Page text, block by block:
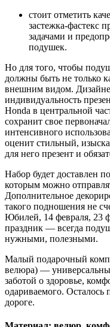
стоит отметить
застежка-фастекс
задачами и
подушек.
Но для того, чтобы
должны быть не только
внешним видом.
индивидуальность
Honda в центральной
сохранит свое
интенсивного
оценит стильный,
для него презент и
Набор будет доставлен
которым можно
Дополнительное
такого подношения не
Юбилей, 14 февраля, 23
праздник — всегда
нужными, полезными.
Малый подарочный
велюра) —
заботой о здоровье,
одариваемого. Осталось
дороге.